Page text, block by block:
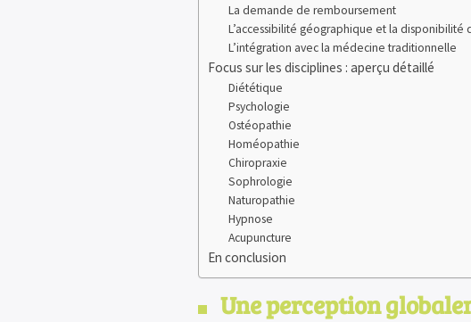
La demande de remboursement
L’accessibilité géographique et la disponibilité
L’intégration avec la médecine traditionnelle
Focus sur les disciplines : aperçu détaillé
Diététique
Psychologie
Ostéopathie
Homéopathie
Chiropraxie
Sophrologie
Naturopathie
Hypnose
Acupuncture
En conclusion
Une perception